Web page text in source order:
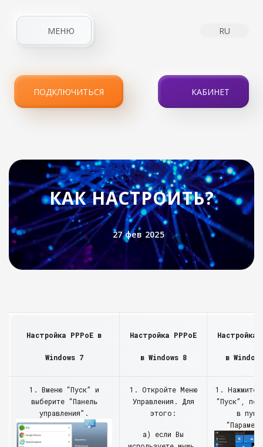
МЕНЮ RU
НОВОСТИ
IPTV
ПОДКЛЮЧИТЬСЯ КАБИНЕТ
КАК НАСТРОИТЬ?
27 фев 2025
Настройка PPPoE в
Windows 7
Настройка PPPoE
в Windows 8
Настройка
в
1. Вменю “Пуск” и
выберите “Панель
управления”.
1. Откройте Меню
Управления. Для
этого:
а) если Вы
1. Нажмите
“Пуск”,
в